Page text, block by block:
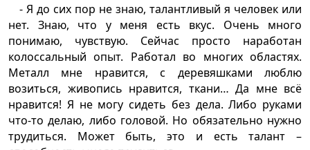
- Я до сих пор не знаю, талантливый я человек или
нет. Знаю, что у меня есть вкус. Очень много
понимаю, чувствую. Сейчас просто наработан
колоссальный опыт. Работал во многих областях.
Металл мне нравится, с деревяшками люблю
возиться, живопись нравится, ткани… Да мне всё
нравится! Я не могу сидеть без дела. Либо руками
что-то делаю, либо головой. Но обязательно нужно
трудиться. Может быть, это и есть талант –